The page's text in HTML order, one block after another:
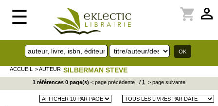
☰ perm_identity
shopping_cart
ACCUEIL > AUTEUR SILBERMAN STEVE
1 références 0 page(s) < page précédente / 1 > page suivante